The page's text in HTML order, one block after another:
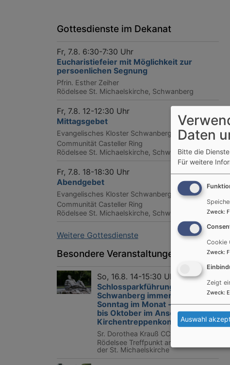
Gottesdienste im Dekanat
Fr, 7.8. 6:30-7:30 Uhr
Eucharistiefeier mit Möglichkeit zur
persoenlichen Segnung
Pfrin. Esther Zeiher
Rödelsee St. Michaelskirche, Schwanberg
Fr, 7.8. 12-12:30 Uhr
Mittagsgebet
Evangelisches Kloster Schwanberg -
Communität Casteller Ring
Rödelsee St. Michaelskirche, Schwanberg
Fr, 7.8. 18-18:30 Uhr
Abendgebet
Evangelisches Kloster Schwanberg -
Communität Casteller Ring
Rödelsee St. Michaelskirche, Schwanberg
Weitere Gottesdienste
Besondere Veranstaltungen
So, 16.8. 14-15:30 Uhr
Schlossparkführung auf dem
Schwanberg immer am 3.
Sonntag im Monat - von Juni
bis Oktober im Anschluss ein
Kirchentreppenkonzert
Sr. Dorothea Krauß CCR
Rödelsee Treffpunkt am Brunnen vor
der St. Michaelskirche
Daten
Bitte die
Für weitere
Zweck:
Cookie
Zweck:
Zeigt
Zweck:
Auswahl